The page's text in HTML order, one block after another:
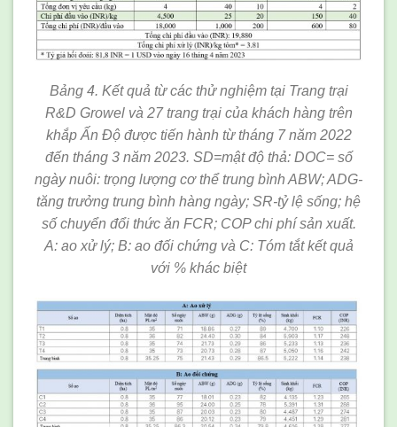
Bảng 4. Kết quả từ các thử nghiệm tại Trang trại
R&D Growel và 27 trang trại của khách hàng trên
khắp Ấn Độ được tiến hành từ tháng 7 năm 2022
đến tháng 3 năm 2023. SD=mật độ thả: DOC= số
ngày nuôi: trọng lượng cơ thể trung bình ABW; ADG-
tăng trưởng trung bình hàng ngày; SR-tỷ lệ sống; hệ
số chuyển đổi thức ăn FCR; COP chi phí sản xuất.
A: ao xử lý; B: ao đối chứng và C: Tóm tắt kết quả
với % khác biệt